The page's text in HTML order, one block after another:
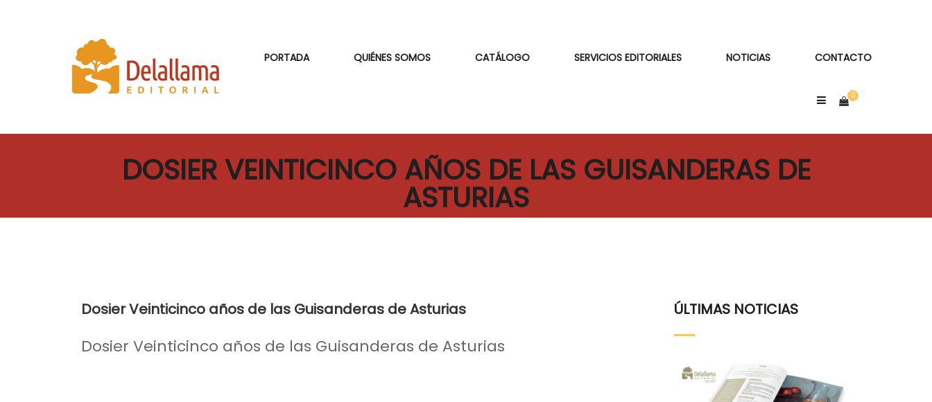
PORTADA QUIÉNES SOMOS CATÁLOGO SERVICIOS EDITORIALES NOTICIAS CONTACTO
DOSIER VEINTICINCO AÑOS DE LAS GUISANDERAS DE
ASTURIAS
Dosier Veinticinco años de las Guisanderas de Asturias
Dosier Veinticinco años de las Guisanderas de Asturias
ÚLTIMAS NOTICIAS